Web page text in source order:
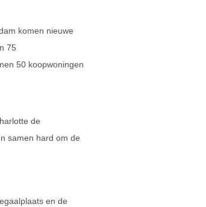
komen nieuwe
75
50 koopwoningen
de
samen hard om de
en de